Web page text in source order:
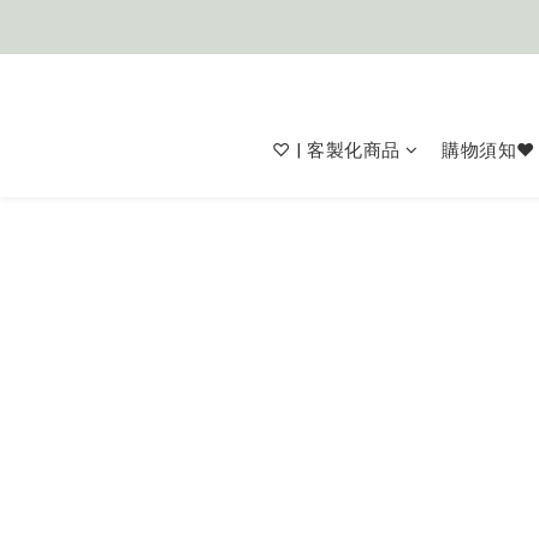
♡ | 客製化商品 購物須知❤